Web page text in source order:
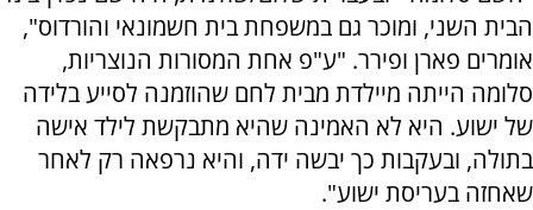
הבית השני, ומוכר גם במשפחת בית חשמונאי והורדוס",
אומרים פארן ופירר. "ע"פ אחת המסורות הנוצריות,
סלומה הייתה מיילדת מבית לחם שהוזמנה לסייע בלידה
של ישוע. היא לא האמינה שהיא מתבקשת לילד אישה
בתולה, ובעקבות כך יבשה ידה, והיא נרפאה רק לאחר
שאחזה בעריסת ישוע".